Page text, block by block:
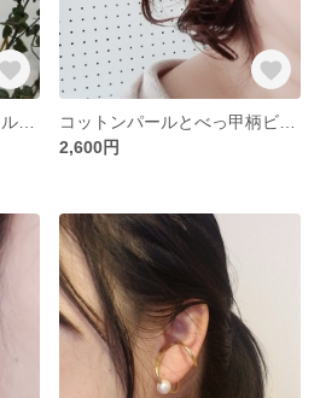
2,600円